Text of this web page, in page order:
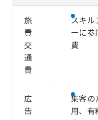
旅
費
交
通
費
スキル
ーに参
費
広
告
集客の
用、有